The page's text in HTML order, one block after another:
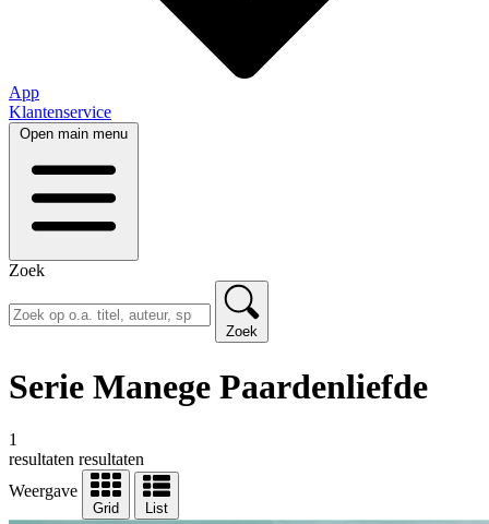
App
Klantenservice
Open main menu
Zoek
Zoek
Serie Manege Paardenliefde
1
resultaten resultaten
Weergave
Grid List